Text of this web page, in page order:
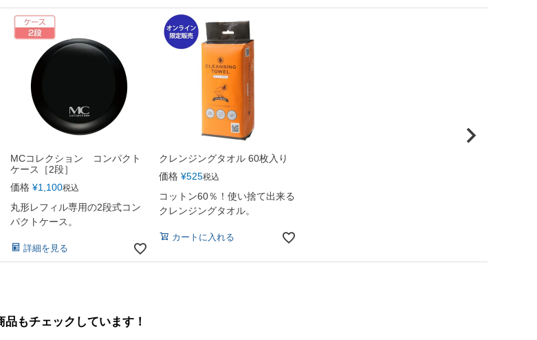
MCコレクション コンパクト
ケース［2段］
価格 ¥1,100税込
丸形レフィル専用の2段式コン
パクトケース。
詳細を見る
クレンジングタオル 60枚入り
価格 ¥525税込
コットン60％！使い捨て出来る
クレンジングタオル。
カートに入れる
もチェックしています！